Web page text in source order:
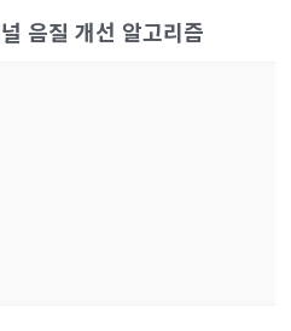
음질 개선 알고리즘